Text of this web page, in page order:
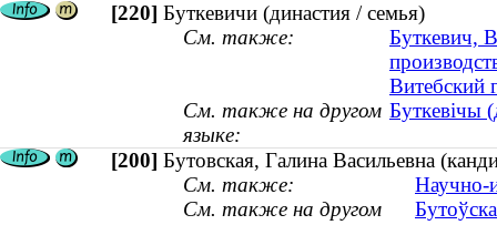
[220] Буткевичи (династия / семья)
См. также:
Буткевич,
Витебский
См. также на другом
языке:
Буткевічы
[200] Бутовская, Галина Васильевна
См. также:
Научно-
См. также на другом